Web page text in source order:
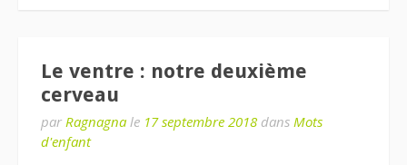
Le ventre : notre deuxième
cerveau
par Ragnagna le 17 septembre 2018 dans Mots
d'enfant